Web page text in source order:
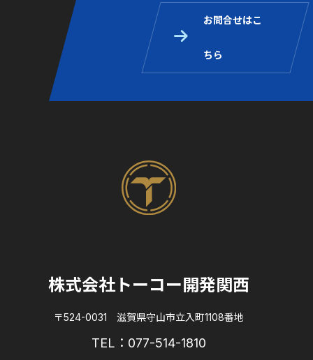
お問合せはこ
ちら
株式会社トーコー開発関西
〒524-0031 滋賀県守山市立入町1108番地
TEL：077-514-1810